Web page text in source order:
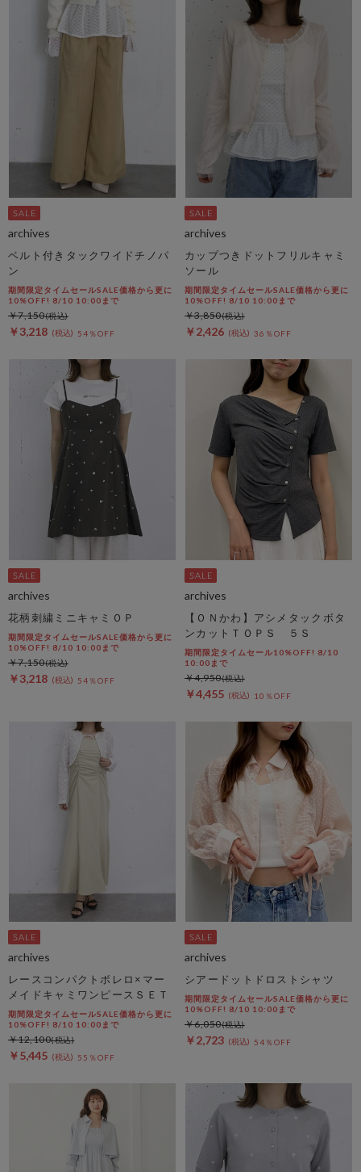
archives
ベルト付きタックワイドチノパ
ン
期間限定タイムセールSALE価格から更に
10%OFF! 8/10 10:00まで
￥7,150
￥3,218 54％OFF
archives
カップつきドットフリルキャミ
ソール
期間限定タイムセールSALE価格から更に
10%OFF! 8/10 10:00まで
￥3,850
￥2,426 36％OFF
archives
花柄刺繍ミニキャミＯＰ
期間限定タイムセールSALE価格から更に
10%OFF! 8/10 10:00まで
￥7,150
￥3,218 54％OFF
archives
【ＯＮかわ】アシメタックボタ
ンカットＴＯＰＳ ５Ｓ
期間限定タイムセール10%OFF! 8/10
10:00まで
￥4,950
￥4,455 10％OFF
archives
レースコンパクトボレロ×マー
メイドキャミワンピースＳＥＴ
期間限定タイムセールSALE価格から更に
10%OFF! 8/10 10:00まで
￥12,100
￥5,445 55％OFF
archives
シアードットドロストシャツ
期間限定タイムセールSALE価格から更に
10%OFF! 8/10 10:00まで
￥6,050
￥2,723 54％OFF